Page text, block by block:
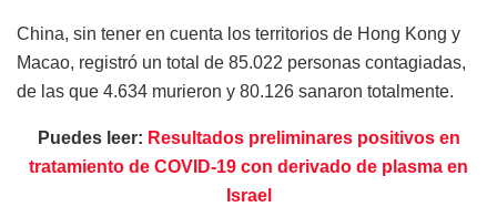
China, sin tener en cuenta los territorios de Hong Kong y
Macao, registró un total de 85.022 personas contagiadas,
de las que 4.634 murieron y 80.126 sanaron totalmente.
Puedes leer: Resultados preliminares positivos en
tratamiento de COVID-19 con derivado de plasma en
Israel